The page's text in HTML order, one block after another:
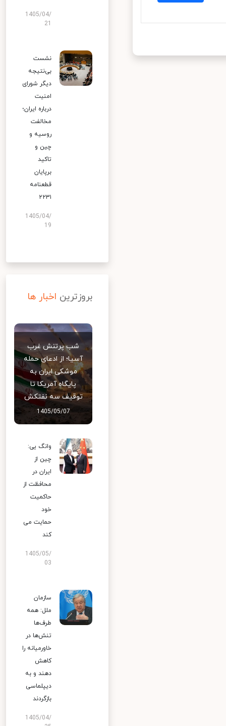
1405/04/
نشست
بی‌نتیجه
دیگر شورای
امنیت
درباره ایران؛
مخالفت
روسیه و
چین و
تاکید
برپایان
قطعنامه
۲۲۳۱
1405/04/
19
بروزترین اخبار ها
شب پرتنش غرب
آسیا؛ از ادعای حمله
موشکی ایران به
پایگاه آمریکا تا
توقیف سه نفتکش
1405/05/07
وانگ یی:
چین از
ایران در
محافظت از
حاکمیت
خود
حمایت می
کند
1405/05/
03
سازمان
ملل: همه
طرف‌ها
تنش‌ها در
خاورمیانه را
کاهش
دهند و به
دیپلماسی
بازگردند
1405/04/